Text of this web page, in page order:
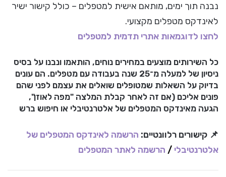
נבנה תוך ימים, מותאם אישית למטפלים – כולל קישור ישיר
לאינדקס מטפלים מקצועי.
לחצו לדוגמאות אתרי תדמית למטפלים
כל השירותים מוצעים במחירים נוחים, הותאמו ונבנו על בסיס
ניסיון של למעלה מ־25 שנה בעבודה עם מטפלים. הם עונים
בדיוק על השאלות שמטופלים שואלים את עצמם לפני שהם
פונים אליכם (אם זה לאחר קבלת המלצה "מפה לאוזן",
הגעה מאינדקס המטפלים של אלטרנטיבלי או חיפוש ברש
📌 קישורים רלוונטיים: הרשמה לאינדקס המטפלים של
אלטרנטיבלי / הרשמה לאתר המטפלים